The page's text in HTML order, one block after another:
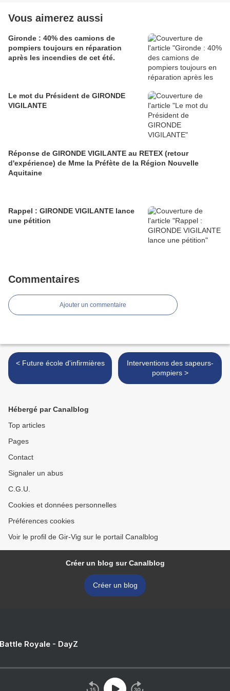
Vous aimerez aussi
Gironde : 40% des camions de
pompiers toujours en réparation
après les incendies de cet été.
Le mot du Président de GIRONDE
VIGILANTE
Réponse de GIRONDE VIGILANTE au RETEX (retour
d'expérience) de Mme la Préfète de la Région Nouvelle
Aquitaine
Rappel : GIRONDE VIGILANTE lance
une pétition
Commentaires
Ajouter un commentaire
< Future école d'infirmières
Interventions des sapeurs-
pompiers >
Hébergé par Canalblog
Top articles
Pages
Contact
Signaler un abus
C.G.U.
Cookies et données personnelles
Préférences cookies
Voir le profil de Gir-Vig sur le portail Canalblog
Créer un blog sur Canalblog
Créer un blog
Royale - DayZ